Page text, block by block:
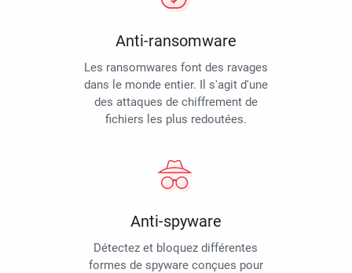
Anti-ransomware
Les ransomwares font des ravages
dans le monde entier. Il s'agit d'une
des attaques de chiffrement de
fichiers les plus redoutées.
Anti-spyware
Détectez et bloquez différentes
formes de spyware conçues pour